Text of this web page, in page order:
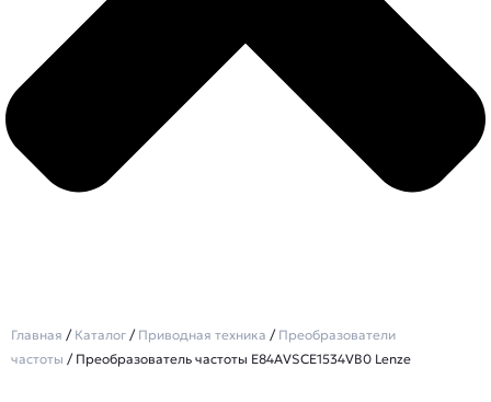
Главная / Каталог / Приводная техника / Преобразователи
частоты / Преобразователь частоты E84AVSCE1534VB0 Lenze